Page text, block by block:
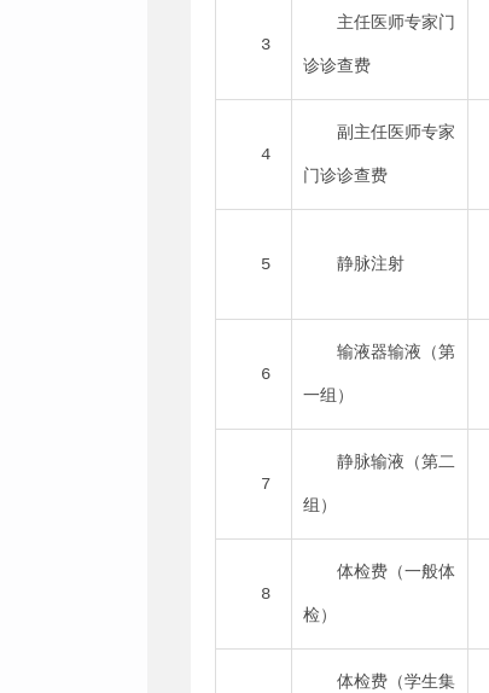
3
主任医师专家门
诊诊查费
4
副主任医师专家
门诊诊查费
5 静脉注射
6
输液器输液（第
一组）
7
静脉输液（第二
组）
8
体检费（一般体
检）
体检费（学生集